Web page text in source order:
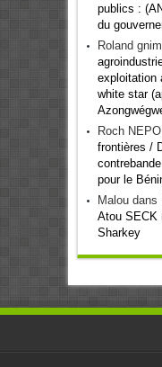
publics :
du
Roland
exploitation
white star
Roch NEPO
frontières /
pour le
Maloudans
Atou SECK
Sharkey